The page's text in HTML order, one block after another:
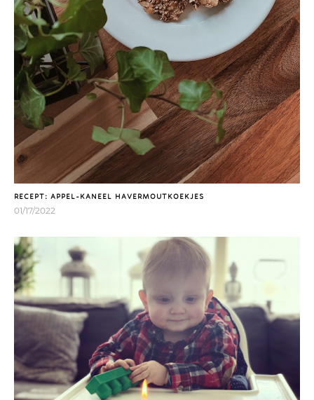
RECEPT: APPEL-KANEEL HAVERMOUTKOEKJES
01/17/2022